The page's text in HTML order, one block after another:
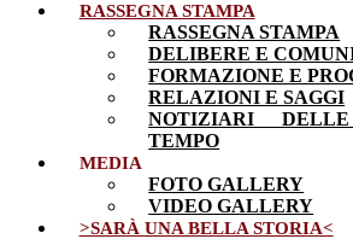
RASSEGNA STAMPA
RASSEGNA STAMPA
DELIBERE E
FORMAZIONE E
RELAZIONI E SAGGI
NOTIZIARI
TEMPO
MEDIA
FOTO GALLERY
VIDEO GALLERY
>SARÀ UNA BELLA STORIA<